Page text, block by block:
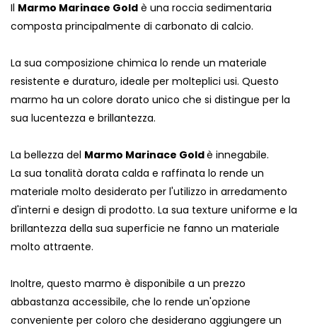
Il Marmo Marinace Gold è una roccia sedimentaria
composta principalmente di carbonato di calcio.
La sua composizione chimica lo rende un materiale
resistente e duraturo, ideale per molteplici usi. Questo
marmo ha un colore dorato unico che si distingue per la
sua lucentezza e brillantezza.
La bellezza del Marmo Marinace Goldè innegabile.
La sua tonalità dorata calda e raffinata lo rende un
materiale molto desiderato per l'utilizzo in arredamento
d'interni e design di prodotto. La sua texture uniforme e la
brillantezza della sua superficie ne fanno un materiale
molto attraente.
Inoltre, questo marmo è disponibile a un prezzo
abbastanza accessibile, che lo rende un'opzione
conveniente per coloro che desiderano aggiungere un